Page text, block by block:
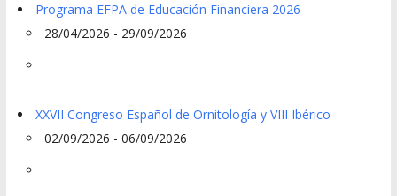
Programa EFPA de Educación Financiera 2026
28/04/2026 - 29/09/2026
XXVII Congreso Español de Ornitología y VIII Ibérico
02/09/2026 - 06/09/2026